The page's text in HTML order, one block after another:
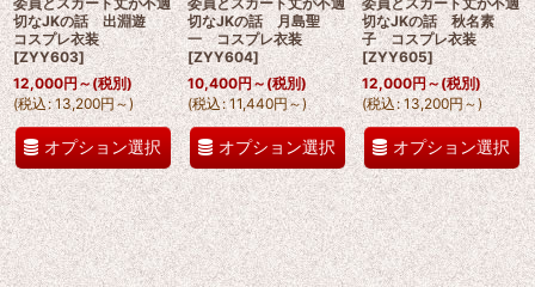
切なJKの話 出淵遊
コスプレ衣装
[ZYY603]
12,000円～(税別)
(税込: 13,200円～)
オプション選択
切なJKの話 月島聖
一 コスプレ衣装
[ZYY604]
10,400円～(税別)
(税込: 11,440円～)
オプション選択
切なJKの話 秋名素
子 コスプレ衣装
[ZYY605]
12,000円～(税別)
(税込: 13,200円～)
オプション選択